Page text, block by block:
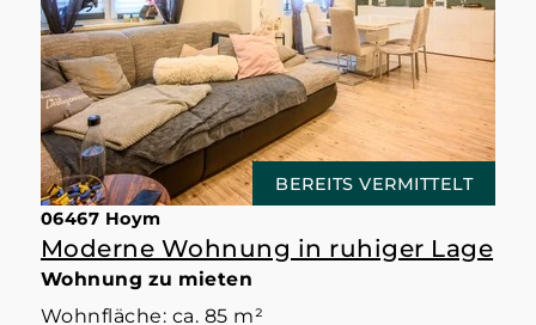
BEREITS VERMITTELT
06467 Hoym
Moderne Wohnung in ruhiger Lage
Wohnung zu mieten
Wohnfläche: ca. 85 m²